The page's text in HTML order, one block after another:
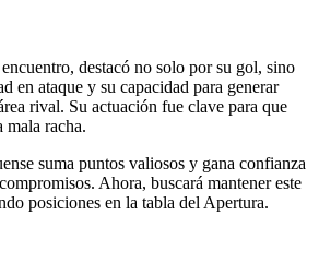
destacó no solo por su gol, sino
en ataque y su capacidad para generar
rival. Su actuación fue clave para que
mala racha.
suma puntos valiosos y gana confianza
Ahora, buscará mantener este
posiciones en la tabla del Apertura.